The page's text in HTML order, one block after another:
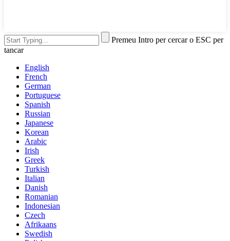
Premeu Intro per cercar o ESC per
tancar
English
French
German
Portuguese
Spanish
Russian
Japanese
Korean
Arabic
Irish
Greek
Turkish
Italian
Danish
Romanian
Indonesian
Czech
Afrikaans
Swedish